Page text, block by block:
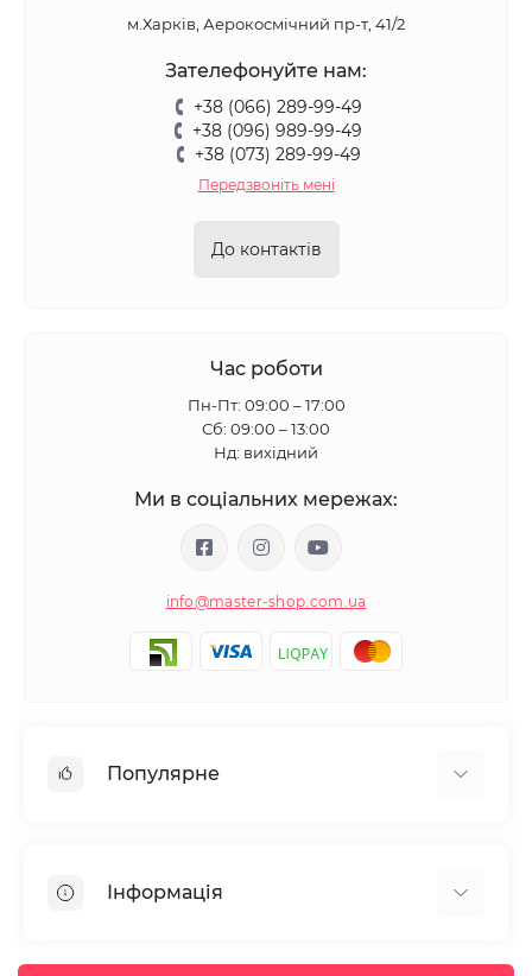
м.Харків, Аерокосмічний пр-т, 41/2
Зателефонуйте нам:
+38 (066) 289-99-49
+38 (096) 989-99-49
+38 (073) 289-99-49
Передзвоніть мені
До контактів
Час роботи
Пн-Пт: 09:00 – 17:00
Сб: 09:00 – 13:00
Нд: вихідний
Ми в соціальних мережах:
info@master-shop.com.ua
Популярне
Парафінотерапія
Вії та брови
Інформація